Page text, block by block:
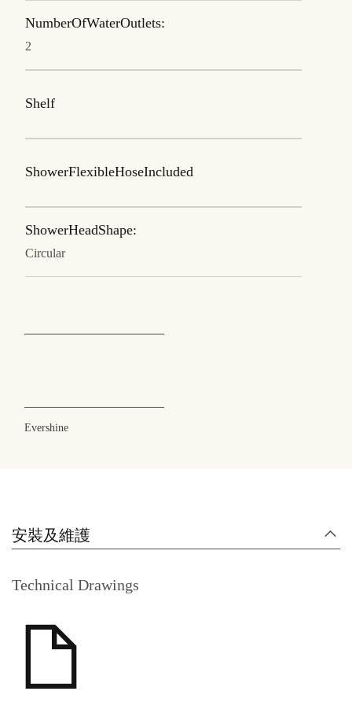
NumberOfWaterOutlets:
2
Shelf
ShowerFlexibleHoseIncluded
ShowerHeadShape:
Circular
Evershine
安裝及維護
Technical Drawings